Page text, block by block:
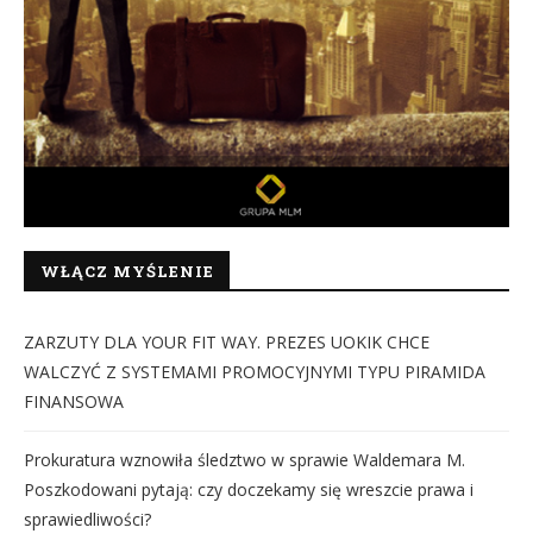
WŁĄCZ MYŚLENIE
ZARZUTY DLA YOUR FIT WAY. PREZES UOKIK CHCE
WALCZYĆ Z SYSTEMAMI PROMOCYJNYMI TYPU PIRAMIDA
FINANSOWA
Prokuratura wznowiła śledztwo w sprawie Waldemara M.
Poszkodowani pytają: czy doczekamy się wreszcie prawa i
sprawiedliwości?